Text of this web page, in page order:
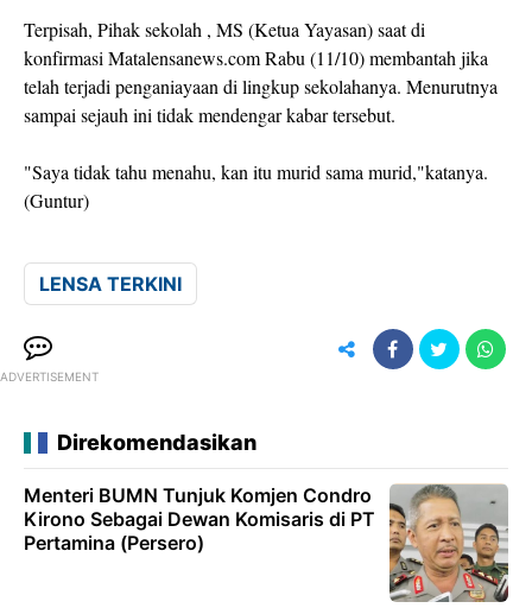
Terpisah, Pihak sekolah , MS (Ketua Yayasan) saat di
konfirmasi Matalensanews.com Rabu (11/10) membantah jika
telah terjadi penganiayaan di lingkup sekolahanya. Menurutnya
sampai sejauh ini tidak mendengar kabar tersebut.
"Saya tidak tahu menahu, kan itu murid sama murid,"katanya.
(Guntur)
LENSA TERKINI
ADVERTISEMENT
Direkomendasikan
Menteri BUMN Tunjuk Komjen Condro
Kirono Sebagai Dewan Komisaris di PT
Pertamina (Persero)